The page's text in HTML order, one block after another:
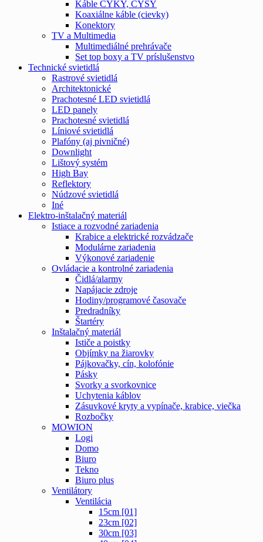
Káble CYKY, CYSY
Koaxiálne káble (cievky)
Konektory
TV a Multimedia
Multimediálné prehrávače
Set top boxy a TV príslušenstvo
Technické svietidlá
Rastrové svietidlá
Architektonické
Prachotesné LED svietidlá
LED panely
Prachotesné svietidlá
Líniové svietidlá
Plafóny (aj pivničné)
Downlight
Lištový systém
High Bay
Reflektory
Núdzové svietidlá
Iné
Elektro-inštalačný materiál
Istiace a rozvodné zariadenia
Krabice a elektrické rozvádzače
Modulárne zariadenia
Výkonové zariadenie
Ovládacie a kontrolné zariadenia
Čidlá/alarmy
Napájacie zdroje
Hodiny/programové časovače
Predradníky
Štartéry
Inštalačný materiál
Ističe a poistky
Objímky na žiarovky
Pájkovačky, cín, kolofónie
Pásky
Svorky a svorkovnice
Uchytenia káblov
Zásuvkové kryty a vypínače, krabice, viečka
Rozbočky
MOWION
Logi
Domo
Biuro
Tekno
Biuro plus
Ventilátory
Ventilácia
15cm [01]
23cm [02]
30cm [03]